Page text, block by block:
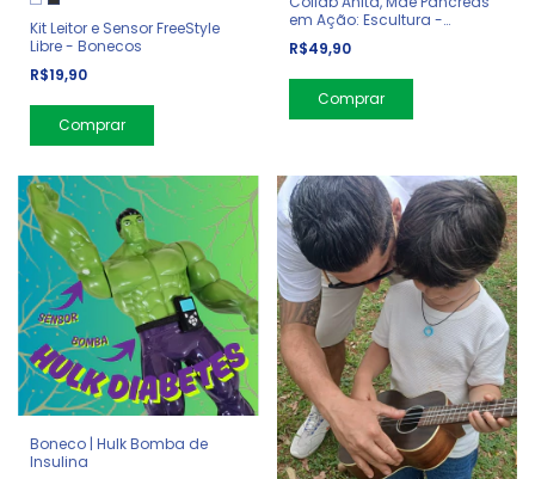
Kit Leitor e Sensor FreeStyle
Libre - Bonecos
R$19,90
Comprar
em Ação: Escultura -
Símbolo Diabetes
R$49,90
Boneco | Hulk Bomba de
Insulina